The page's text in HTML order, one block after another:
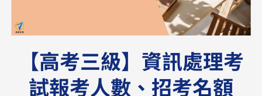
【高考三級】資訊處理考
試報考人數、招考名額